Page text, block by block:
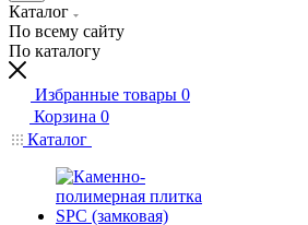
Каталог
По всему сайту
По каталогу
Избранные товары 0
Корзина 0
Каталог